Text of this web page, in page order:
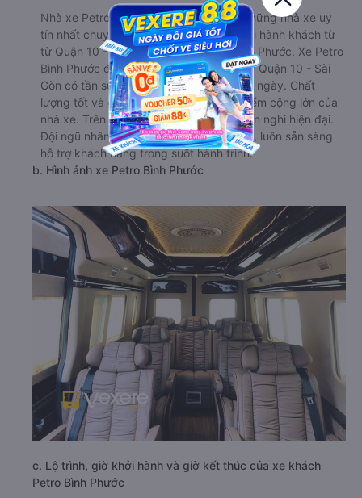
Nhà xe Petro Bình Phước là một trong những nhà xe uy
tín nhất chuyên cung cấp dịch vụ vận tải hành khách từ
từ Quận 10 - Sài Gòn đi Phú Riềng - Bình Phước. Xe Petro
Bình Phước đi Phú Riềng - Bình Phước từ Quận 10 - Sài
Gòn có tần suất chạy khá dày đặc trong ngày. Chất
lượng tốt và giá cả phải chăng là một điểm cộng lớn của
nhà xe. Trên xe được trang bị đầy đủ tiện nghi hiện đại.
Đội ngũ nhân viên rất nhiệt tình, chu đáo, luôn sẵn sàng
hỗ trợ khách hàng trong suốt hành trình.
b. Hình ảnh xe Petro Bình Phước
c. Lộ trình, giờ khởi hành và giờ kết thúc của xe khách
Petro Bình Phước